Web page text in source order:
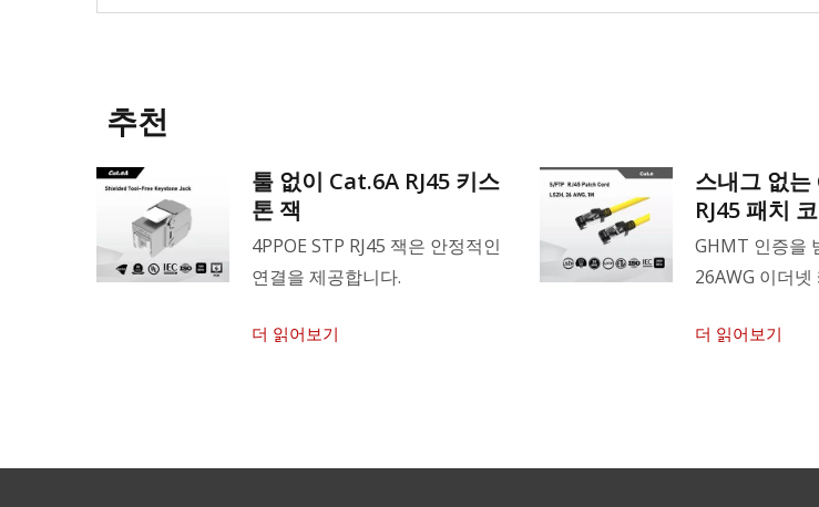
추천
툴 없이 Cat.6A RJ45 키스
톤 잭
4PPOE STP RJ45 잭은 안정적인
연결을 제공합니다.
더 읽어보기
스내그 없는
RJ45 패치
GHMT 인증을
26AWG 이더넷
더 읽어보기
고품질이 우리의 정책
상품의 품질과 안전성을 보
드에 앞서기 위해 통신 통찰
더 읽어보기